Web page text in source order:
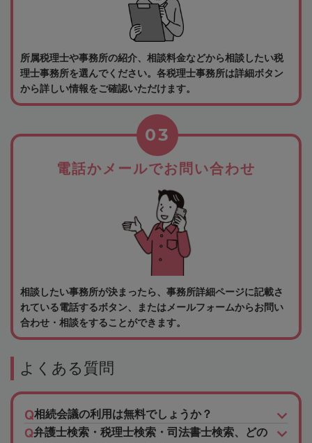
所属税理士や事務所の紹介、相談料金などから相談したい税
理士事務所を選んでください。各税理士事務所は詳細ボタン
から詳しい情報をご確認いただけます。
電話かメールでお問い合わせ
03
相談したい事務所が決まったら、事務所詳細ページに記載さ
れている電話するボタン、またはメールフォームからお問い
合わせ・相談をすることができます。
よくある質問
相続会議の利用は無料でしょうか？
弁護士検索・税理士検索・司法書士検索、どの